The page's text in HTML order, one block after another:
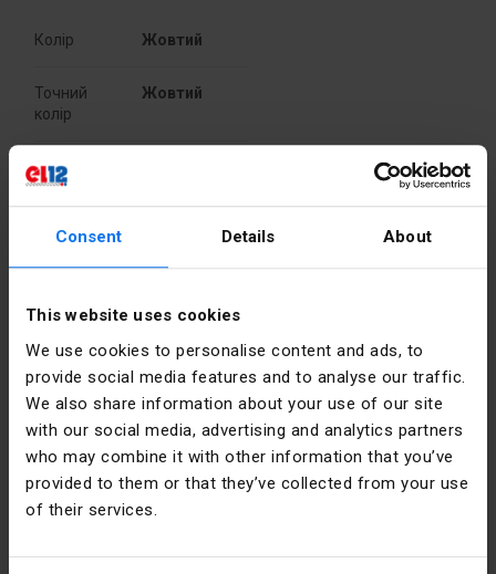
Consent Details About
This website uses cookies
We use cookies to personalise content and ads, to
provide social media features and to analyse our traffic.
We also share information about your use of our site
with our social media, advertising and analytics partners
who may combine it with other information that you’ve
provided to them or that they’ve collected from your use
of their services.
Колір Жовтий
Точний
колір
Жовтий
PKWIU
Інші технічні дані
przycisku
pozycji
sterowniczych
Kształt
soczewki
Okrągły
otworu
Інформація про виробника
Electric
Polska
Адреса
02-673
Warszawa
Konstruktorska
12 Polska
Електронна
poland.helpdesk@se.com